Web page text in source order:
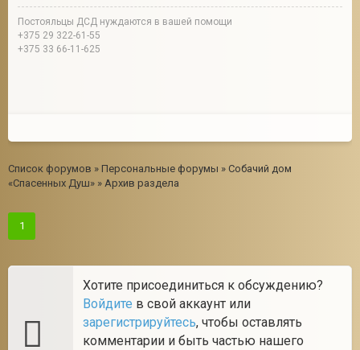
Постояльцы ДСД нуждаются в вашей помощи
+375 29 322-61-55
+375 33 66-11-625
Список форумов » Персональные форумы » Собачий дом
«Спасенных Душ» » Архив раздела
1
Хотите присоединиться к обсуждению?
Войдите в свой аккаунт или
зарегистрируйтесь, чтобы оставлять
комментарии и быть частью нашего